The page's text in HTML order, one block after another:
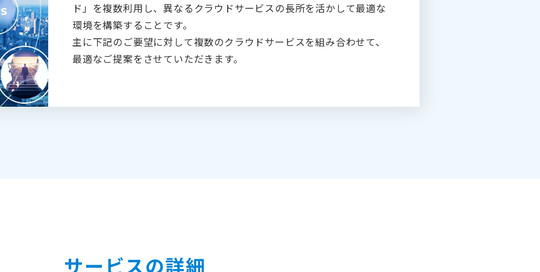
ド」を複数利用し、異なるクラウドサービスの長所を活かして最適な
環境を構築することです。
主に下記のご要望に対して複数のクラウドサービスを組み合わせて、
最適なご提案をさせていただきます。
サービスの詳細